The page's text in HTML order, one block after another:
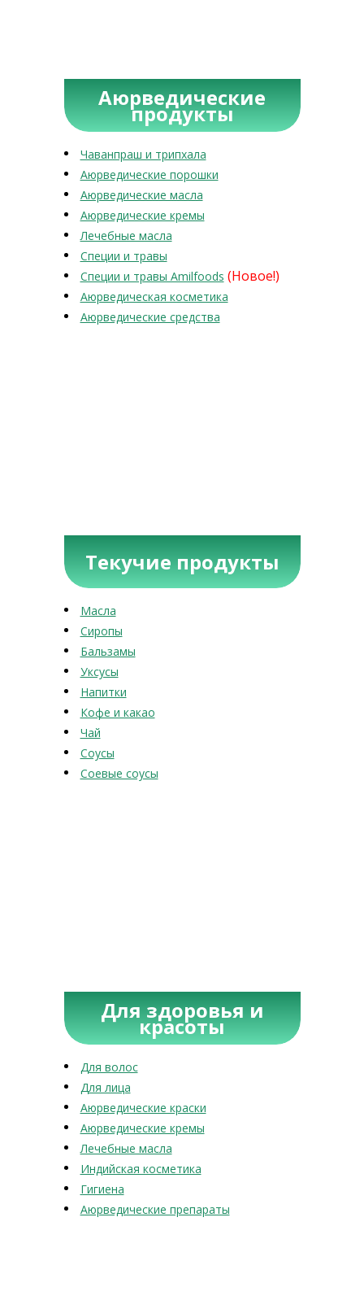
Аюрведические
продукты
Чаванпраш и трипхала
Аюрведические порошки
Аюрведические масла
Аюрведические кремы
Лечебные масла
Специи и травы
Специи и травы Amilfoods (Новое!)
Аюрведическая косметика
Аюрведические средства
Текучие продукты
Масла
Сиропы
Бальзамы
Уксусы
Напитки
Кофе и какао
Чай
Соусы
Соевые соусы
Для здоровья и
красоты
Для волос
Для лица
Аюрведические краски
Аюрведические кремы
Лечебные масла
Индийская косметика
Гигиена
Аюрведические препараты